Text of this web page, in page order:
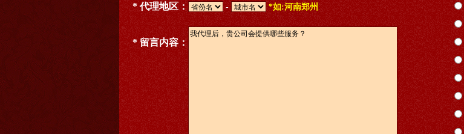
* 代理地区： - *如:河南郑州
* 留言内容：